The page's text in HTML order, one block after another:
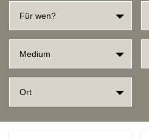
Für wen?
Medium
Ort